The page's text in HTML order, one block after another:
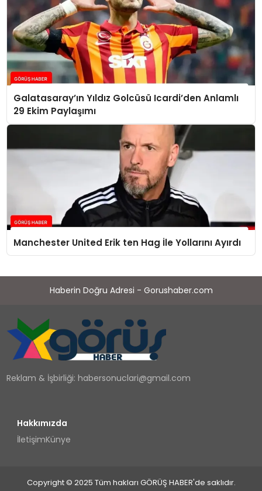
Galatasaray’ın Yıldız Golcüsü Icardi’den Anlamlı
29 Ekim Paylaşımı
Manchester United Erik ten Hag İle Yollarını Ayırdı
Haberin Doğru Adresi - Gorushaber.com
Reklam & İşbirliği:habersonuclari@gmail.com
Hakkımızda
İletişimKünye
Copyright © 2025 Tüm hakları GÖRÜŞ HABER'de saklıdır.